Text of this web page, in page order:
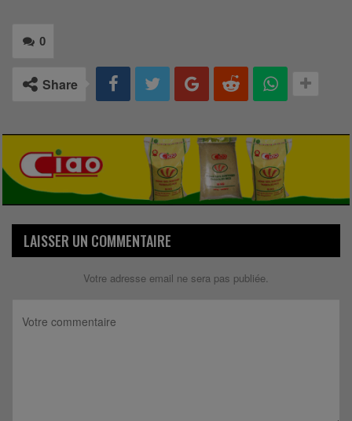
0
Share
LAISSER UN COMMENTAIRE
Votre adresse email ne sera pas publiée.